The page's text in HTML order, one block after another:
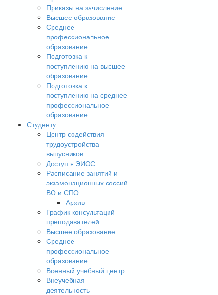
Приказы на зачисление
Высшее образование
Среднее
профессиональное
образование
Подготовка к
поступлению на высшее
образование
Подготовка к
поступлению на среднее
профессиональное
образование
Студенту
Центр содействия
трудоустройства
выпусников
Доступ в ЭИОС
Расписание занятий и
экзаменационных сессий
ВО и СПО
Архив
График консультаций
преподавателей
Высшее образование
Среднее
профессиональное
образование
Военный учебный центр
Внеучебная
деятельность